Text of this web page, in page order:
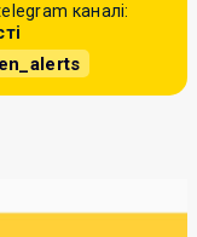
каналі: